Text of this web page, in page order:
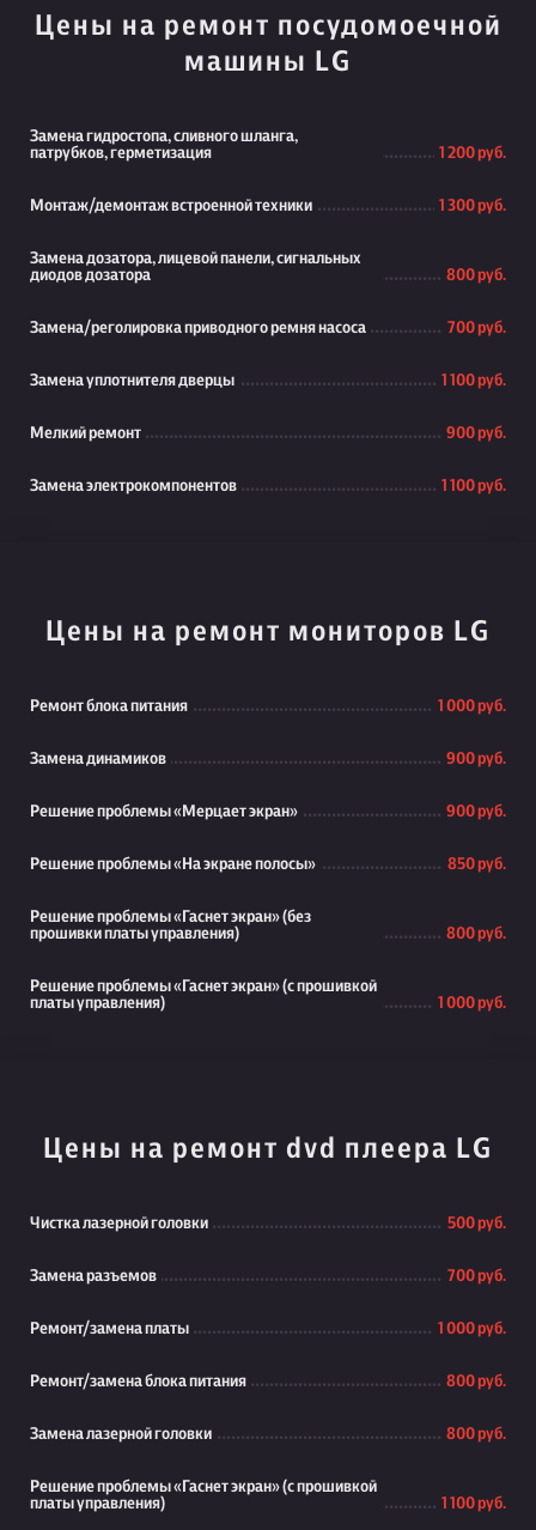
Цены на ремонт посудомоечной
машины LG
Замена гидростопа, сливного шланга,
патрубков, герметизация
1 200 руб.
Монтаж/демонтаж встроенной техники 1 300 руб.
Замена дозатора, лицевой панели, сигнальных
диодов дозатора
800 руб.
Замена/реголировка приводного ремня насоса 700 руб.
Замена уплотнителя дверцы 1 100 руб.
Мелкий ремонт 900 руб.
Замена электрокомпонентов 1 100 руб.
Цены на ремонт мониторов LG
Ремонт блока питания 1 000 руб.
Замена динамиков 900 руб.
Решение проблемы «Мерцает экран» 900 руб.
Решение проблемы «На экране полосы» 850 руб.
Решение проблемы «Гаснет экран» (без
прошивки платы управления)
800 руб.
Решение проблемы «Гаснет экран» (с прошивкой
платы управления)
1 000 руб.
Цены на ремонт dvd плеера LG
Чистка лазерной головки 500 руб.
Замена разъемов 700 руб.
Ремонт/замена платы 1 000 руб.
Ремонт/замена блока питания 800 руб.
Замена лазерной головки 800 руб.
Решение проблемы «Гаснет экран» (с прошивкой
платы управления)
1 100 руб.